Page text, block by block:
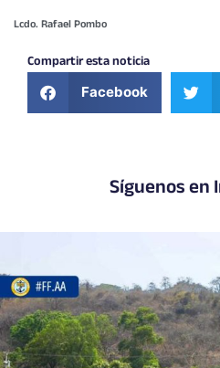
Lcdo. Rafael Pombo
Compartir esta noticia
Facebook
Síguenos en